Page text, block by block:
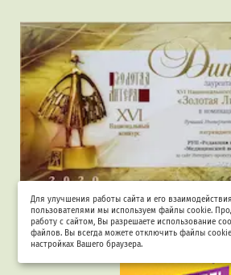
Лауреат "Золотая
Для улучшения работы сайта и его
пользователями мы используем файлы cookie.
работу с сайтом, Вы разрешаете использование
файлов. Вы всегда можете отключить файлы
настройках Вашего браузера.